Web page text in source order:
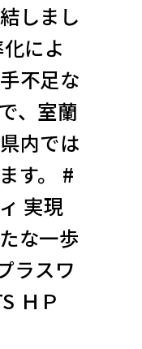
しまし
によ
不足な
、室蘭
内では
す。 #
実現
な一歩
ラスワ
ＨＰ